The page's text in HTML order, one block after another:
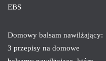
EBS
Domowy balsam nawilżający:
3 przepisy na domowe